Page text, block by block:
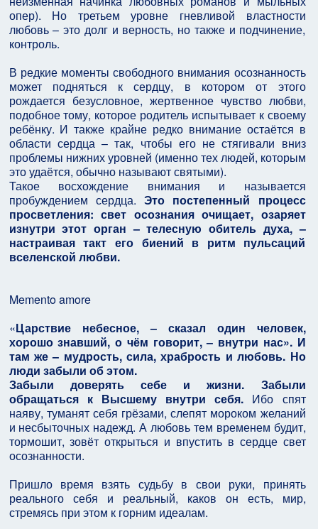
опер). Но третьем уровне гневливой властности
любовь – это долг и верность, но также и подчинение,
контроль.
В редкие моменты свободного внимания осознанность
может подняться к сердцу, в котором от этого
рождается безусловное, жертвенное чувство любви,
подобное тому, которое родитель испытывает к своему
ребёнку. И также крайне редко внимание остаётся в
области сердца – так, чтобы его не стягивали вниз
проблемы нижних уровней (именно тех людей, которым
это удаётся, обычно называют святыми).
Такое восхождение внимания и называется
пробуждением сердца. Это постепенный процесс
просветления: свет осознания очищает, озаряет
изнутри этот орган – телесную обитель духа, –
настраивая такт его биений в ритм пульсаций
вселенской любви.
Memento amore
«Царствие небесное, – сказал один человек,
хорошо знавший, о чём говорит, – внутри нас». И
там же – мудрость, сила, храбрость и любовь. Но
люди забыли об этом.
Забыли доверять себе и жизни. Забыли
обращаться к Высшему внутри себя. Ибо спят
наяву, туманят себя грёзами, слепят мороком желаний
и несбыточных надежд. А любовь тем временем будит,
тормошит, зовёт открыться и впустить в сердце свет
осознанности.
Пришло время взять судьбу в свои руки, принять
реального себя и реальный, каков он есть, мир,
стремясь при этом к горним идеалам.